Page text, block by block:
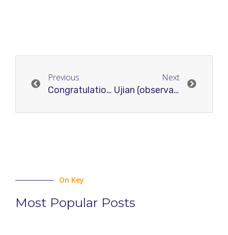
Previous
Congratulations Calon Fasilitator RJI “Skema Registrasi”
Next
Ujian (observasi) skema registrasi RJI Academy
On Key
Most Popular Posts